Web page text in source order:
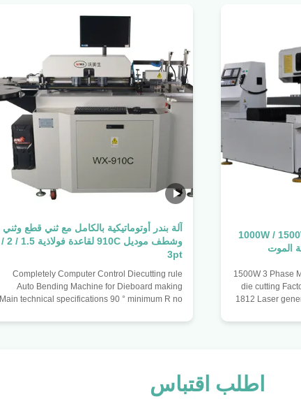
آلة القطع بالليزر 1000W / 1500W / 2200W
الموت
1500W 3 Phase Metal Laser Cutting Machine for
die cutting
1812 Laser
X axis travel
system screw
servo drive
آلة بندر أوتوماتيكية بالكامل مع ثني قطع وثني
وشطف موديل 910C لقاعدة فولاذية 1.5 / 2 /
3pt
Completely Computer Control Diecutting rule
Auto Bending Machine for Dieboard making
Main technical specifications 90 ° minimum R no
0.71) 2.0mm (support blade thickness 1.07) 180
Maximum bending angle 120 ° Minimum 90 °
bend size 3 mm Minimum bending full circle
diameter 5mm Feeding accuracy ± 0.05mm Tail
اطلب اقتباس